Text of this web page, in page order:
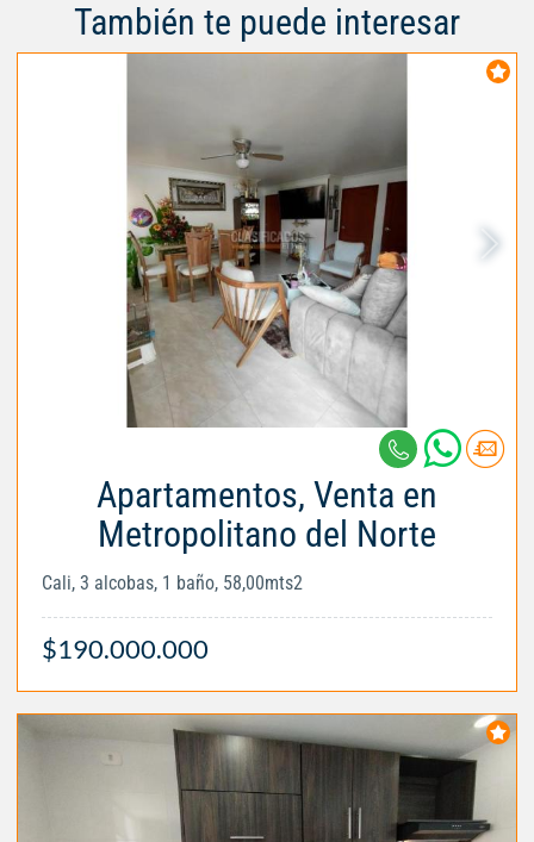
También te puede interesar
Apartamentos, Venta en
Metropolitano del Norte
Cali, 3 alcobas, 1 baño, 58,00mts2
$190.000.000